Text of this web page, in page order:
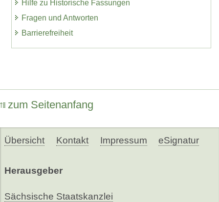
Hilfe zu Historische Fassungen
Fragen und Antworten
Barrierefreiheit
zum Seitenanfang
Übersicht Kontakt Impressum eSignatur
Herausgeber
Sächsische Staatskanzlei